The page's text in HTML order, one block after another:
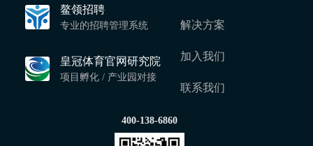
鳌领招聘
专业的招聘管理系统
皇冠体育官网研究院
项目孵化 / 产业园对接
解决方案
加入我们
联系我们
400-138-6860